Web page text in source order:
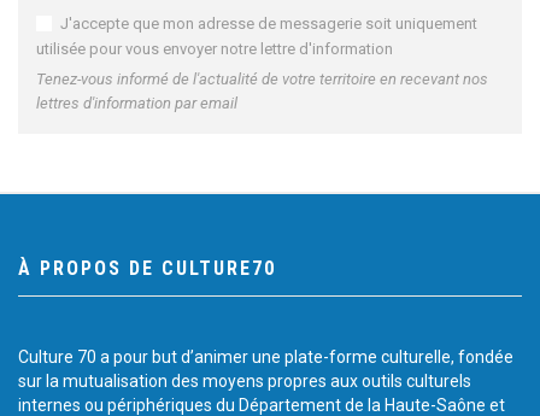
J'accepte que mon adresse de messagerie soit uniquement
utilisée pour vous envoyer notre lettre d'information
Tenez-vous informé de l'actualité de votre territoire en recevant nos
lettres d'information par email
À PROPOS DE CULTURE70
Culture 70 a pour but d’animer une plate-forme culturelle, fondée
sur la mutualisation des moyens propres aux outils culturels
internes ou périphériques du Département de la Haute-Saône et